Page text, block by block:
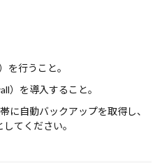
を行うこと。
）を導入すること。
に自動バックアップを取得し、
てください。